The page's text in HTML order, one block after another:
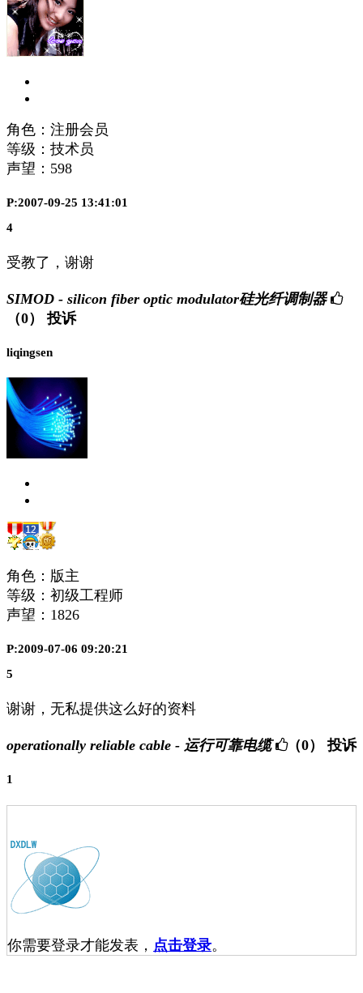
角色：注册会员
等级：技术员
声望： 598
P:2007-09-25 13:41:01
4
受教了，谢谢
SIMOD - silicon fiber optic modulator硅光纤调制器
（0）
投诉
liqingsen
角色：版主
等级：初级工程师
声望： 1826
P:2009-07-06 09:20:21
5
谢谢，无私提供这么好的资料
operationally reliable cable - 运行可靠电缆 （0） 投诉
1
你需要登录才能发表， 点击登录。